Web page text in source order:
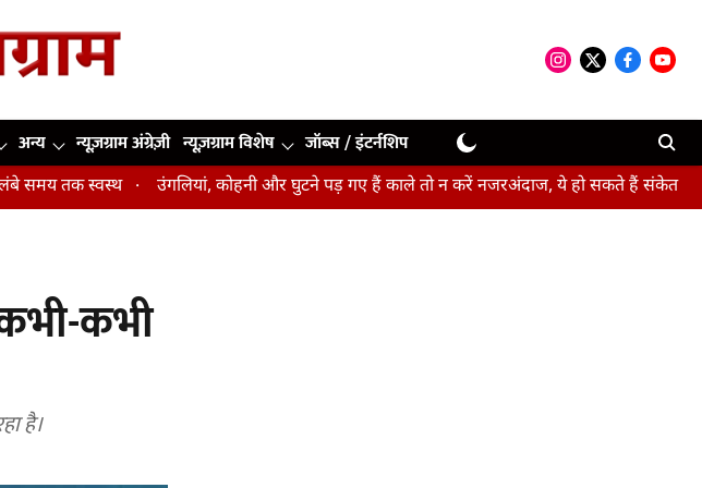
अन्य न्यूज़ग्राम अंग्रेज़ी न्यूज़ग्राम विशेष जॉब्स / इंटर्नशिप
स्वस्थ उंगलियां, कोहनी और घुटने पड़ गए हैं काले तो न करें नजरअंदाज, ये हो सकते हैं संकेत
कभी
है।